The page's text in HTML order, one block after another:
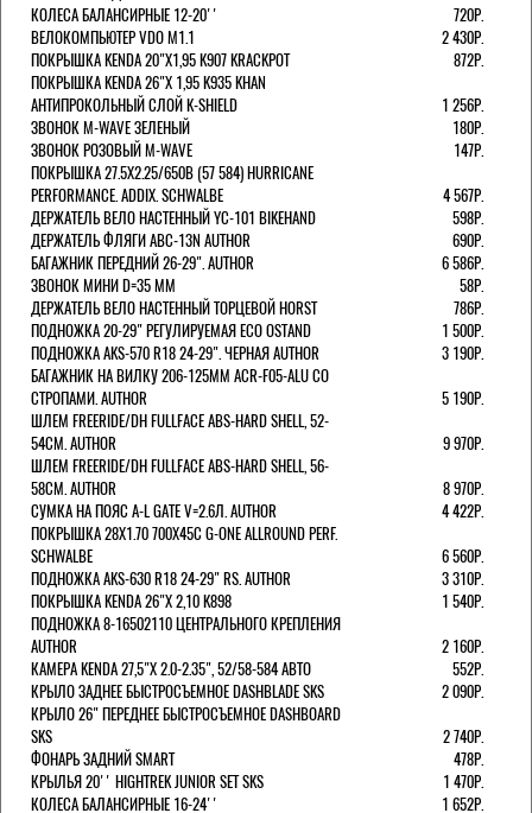
КОЛЕСА БАЛАНСИРНЫЕ 12-20''
720Р.
ВЕЛОКОМПЬЮТЕР VDO M1.1
2 430Р.
ПОКРЫШКА KENDA 20"Х1,95 K907 KRACKPOT
872Р.
ПОКРЫШКА KENDA 26"Х 1,95 K935 KHAN
АНТИПРОКОЛЬНЫЙ СЛОЙ K-SHIELD
1 256Р.
ЗВОНОК M-WAVE ЗЕЛЕНЫЙ
180Р.
ЗВОНОК РОЗОВЫЙ M-WAVE
147Р.
ПОКРЫШКА 27.5X2.25/650B (57 584) HURRICANE
PERFORMANCE. ADDIX. SCHWALBE
4 567Р.
ДЕРЖАТЕЛЬ ВЕЛО НАСТЕННЫЙ YC-101 BIKEHAND
598Р.
ДЕРЖАТЕЛЬ ФЛЯГИ ABC-13N AUTHOR
690Р.
БАГАЖНИК ПЕРЕДНИЙ 26-29". AUTHOR
6 586Р.
ЗВОНОК МИНИ D=35 ММ
58Р.
ДЕРЖАТЕЛЬ ВЕЛО НАСТЕННЫЙ ТОРЦЕВОЙ HORST
786Р.
ПОДНОЖКА 20-29" РЕГУЛИРУЕМАЯ ECO OSTAND
1 500Р.
ПОДНОЖКА AKS-570 R18 24-29". ЧЕРНАЯ AUTHOR
3 190Р.
БАГАЖНИК НА ВИЛКУ 206-125ММ ACR-F05-ALU СО
СТРОПАМИ. AUTHOR
5 190Р.
ШЛЕМ FREERIDE/DH FULLFACE ABS-HARD SHELL, 52-
54СМ. AUTHOR
9 970Р.
ШЛЕМ FREERIDE/DH FULLFACE ABS-HARD SHELL, 56-
58СМ. AUTHOR
8 970Р.
СУМКА НА ПОЯС A-L GATE V=2.6Л. AUTHOR
4 422Р.
ПОКРЫШКА 28X1.70 700X45C G-ONE ALLROUND PERF.
SCHWALBE
6 560Р.
ПОДНОЖКА AKS-630 R18 24-29" RS. AUTHOR
3 310Р.
ПОКРЫШКА KENDA 26"Х 2,10 K898
1 540Р.
ПОДНОЖКА 8-16502110 ЦЕНТРАЛЬНОГО КРЕПЛЕНИЯ
AUTHOR
2 160Р.
КАМЕРА KENDA 27,5"Х 2.0-2.35", 52/58-584 АВТО
552Р.
КРЫЛО ЗАДНЕЕ БЫСТРОСЪЕМНОЕ DASHBLADE SKS
2 090Р.
КРЫЛО 26" ПЕРЕДНЕЕ БЫСТРОСЪЕМНОЕ DASHBOARD
SKS
2 740Р.
ФОНАРЬ ЗАДНИЙ SMART
478Р.
КРЫЛЬЯ 20'' HIGHTREK JUNIOR SET SKS
1 470Р.
КОЛЕСА БАЛАНСИРНЫЕ 16-24''
1 652Р.